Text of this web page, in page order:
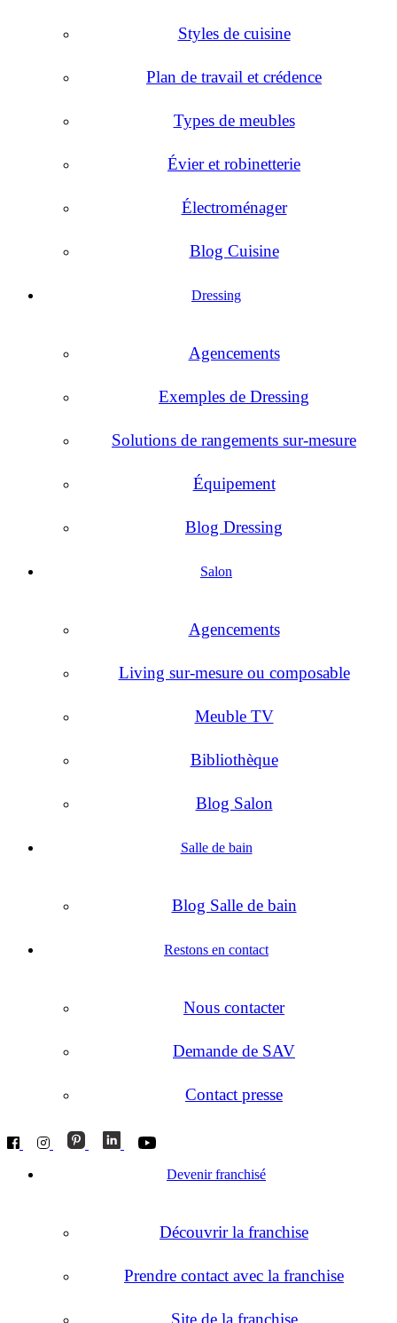
Styles de cuisine
Plan de travail et crédence
Types de meubles
Évier et robinetterie
Électroménager
Blog Cuisine
Dressing
Agencements
Exemples de Dressing
Solutions de rangements sur-mesure
Équipement
Blog Dressing
Salon
Agencements
Living sur-mesure ou composable
Meuble TV
Bibliothèque
Blog Salon
Salle de bain
Blog Salle de bain
Restons en contact
Nous contacter
Demande de SAV
Contact presse
Devenir franchisé
Découvrir la franchise
Prendre contact avec la franchise
Site de la franchise